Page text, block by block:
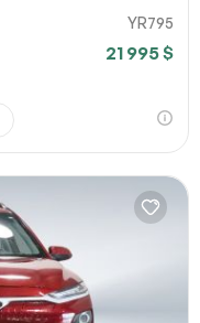
YR795
21 995 $